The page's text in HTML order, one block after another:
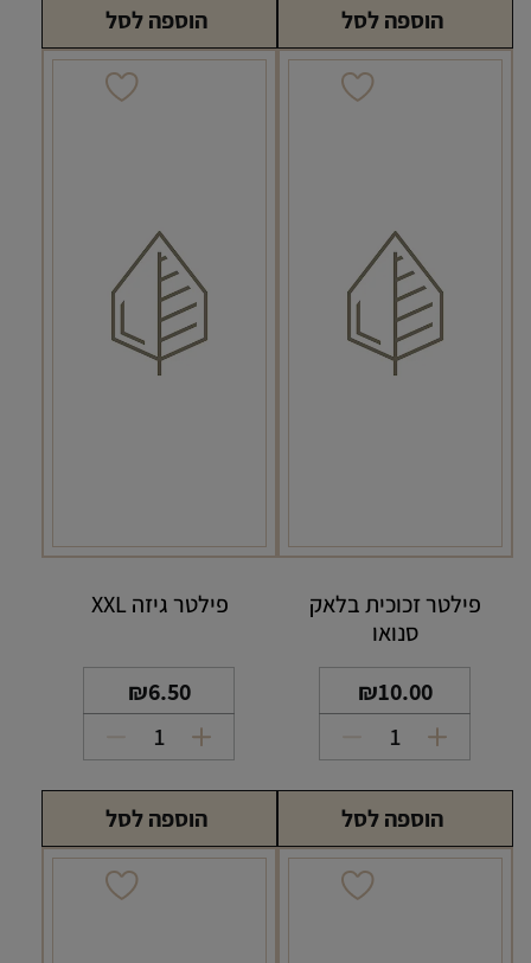
פחם
7
הוספה לסל
פחם
6
הוספה לסל
פילטר זכוכית בלאק
סנואו
₪10.00
כמות
של
פילטר
זכוכית
בלאק
הוספה לסל
פילטר גיזה XXL
₪6.50
כמות
של
פילטר
גיזה
XXL
הוספה לסל